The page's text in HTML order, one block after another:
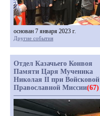
основан 7 января 2023 г.
Другие события
Отдел Казачьего Конвоя
Памяти Царя Мученика
Николая II при Войсковой
Православной Миссии(67)